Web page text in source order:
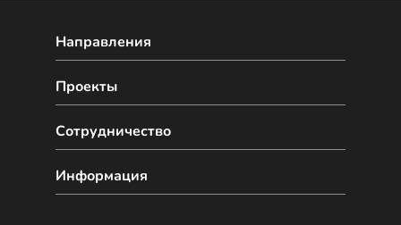
Направления
Сотрудничество
Проекты
Информация